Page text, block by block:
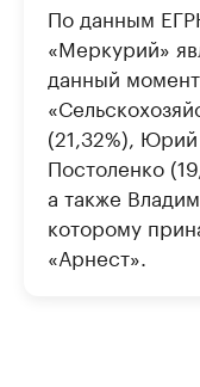
По данным
«Меркурий»
данный
(21,32%), Юрий
Постоленко
а также
которому
«Арнест».